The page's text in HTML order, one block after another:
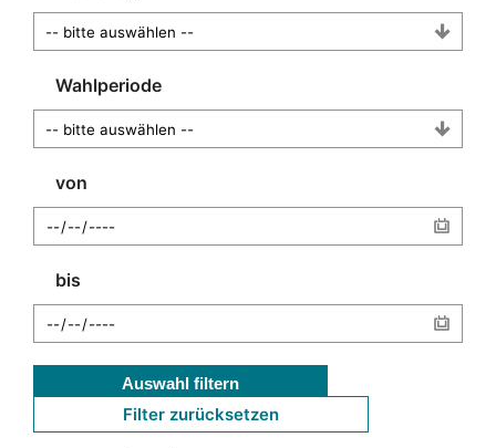
Wahlperiode
von
bis
Auswahl filtern
Filter zurücksetzen